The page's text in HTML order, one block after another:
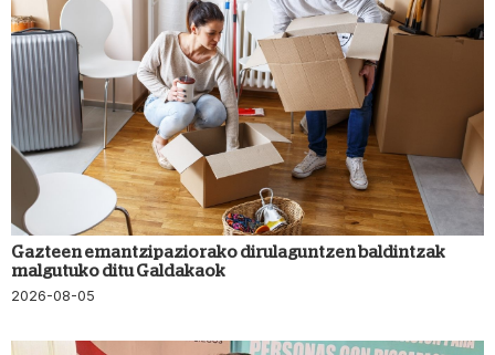
Gazteen emantzipaziorako dirulaguntzen baldintzak
malgutuko ditu Galdakaok
2026-08-05